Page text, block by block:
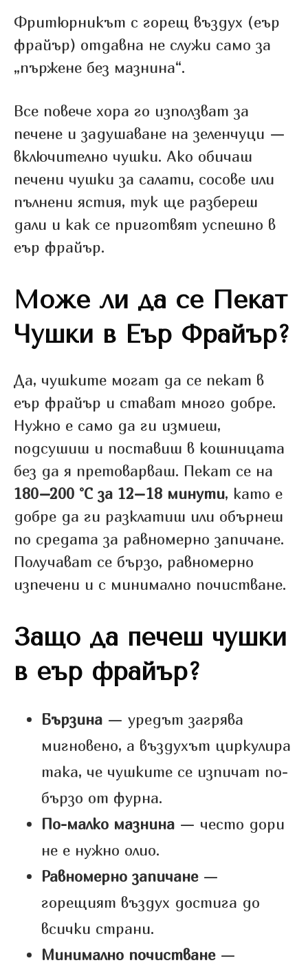
Фритюрникът с горещ въздух (еър
фрайър) отдавна не служи само за
„пържене без мазнина“.
Все повече хора го използват за
печене и задушаване на зеленчуци —
включително чушки. Ако обичаш
печени чушки за салати, сосове или
пълнени ястия, тук ще разбереш
дали и как се приготвят успешно в
еър фрайър.
Може ли да се Пекат
Чушки в Еър Фрайър?
Да, чушките могат да се пекат в
еър фрайър и стават много добре.
Нужно е само да ги измиеш,
подсушиш и поставиш в кошницата
без да я претоварваш. Пекат се на
180–200 °C за 12–18 минути, като е
добре да ги разклатиш или обърнеш
по средата за равномерно запичане.
Получават се бързо, равномерно
изпечени и с минимално почистване.
Защо да печеш чушки
в еър фрайър?
Бързина — уредът загрява
мигновено, а въздухът циркулира
така, че чушките се изпичат по-
бързо от фурна.
По-малко мазнина — често дори
не е нужно олио.
Равномерно запичане—
горещият въздух достига до
всички страни.
Минимално почистване—